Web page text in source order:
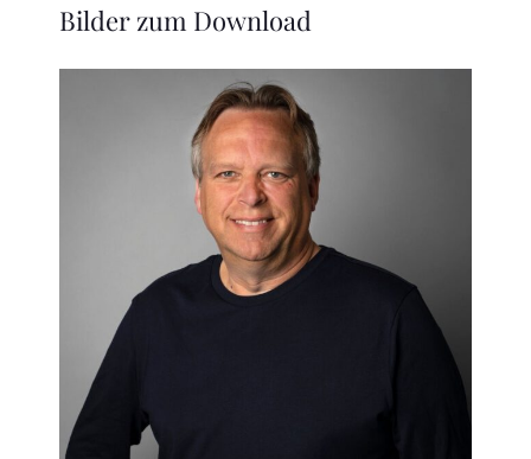
Bilder zum Download